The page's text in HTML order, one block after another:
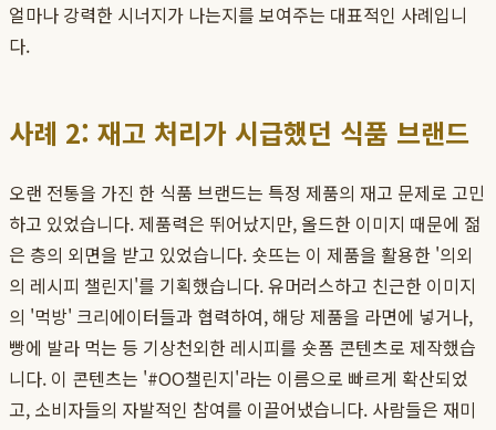
얼마나 강력한 시너지가 나는지를 보여주는 대표적인 사례입니
다.
사례 2: 재고 처리가 시급했던 식품 브랜드
오랜 전통을 가진 한 식품 브랜드는 특정 제품의 재고 문제로 고민
하고 있었습니다. 제품력은 뛰어났지만, 올드한 이미지 때문에 젊
은 층의 외면을 받고 있었습니다. 숏뜨는 이 제품을 활용한 '의외
의 레시피 챌린지'를 기획했습니다. 유머러스하고 친근한 이미지
의 '먹방' 크리에이터들과 협력하여, 해당 제품을 라면에 넣거나,
빵에 발라 먹는 등 기상천외한 레시피를 숏폼 콘텐츠로 제작했습
니다. 이 콘텐츠는 '#OO챌린지'라는 이름으로 빠르게 확산되었
고, 소비자들의 자발적인 참여를 이끌어냈습니다. 사람들은 재미